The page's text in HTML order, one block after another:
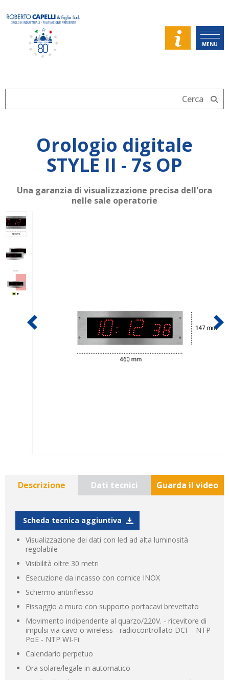
MENU
Orologio digitale
STYLE II - 7s OP
Una garanzia di visualizzazione precisa dell'ora
nelle sale operatorie
Descrizione Dati tecnici Guarda il video
Scheda tecnica aggiuntiva
Visualizzazione dei dati con led ad alta luminosità
regolabile
Visibilità oltre 30 metri
Esecuzione da incasso con cornice INOX
Schermo antiriflesso
Fissaggio a muro con supporto portacavi brevettato
Movimento indipendente al quarzo/220V. - ricevitore di
impulsi via cavo o wireless - radiocontrollato DCF - NTP
PoE - NTP WI-Fi
Calendario perpetuo
Ora solare/legale in automatico